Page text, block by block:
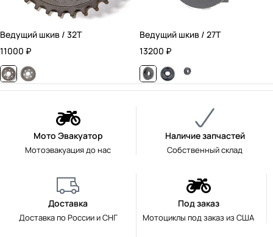
Ведущий шкив / 32T
11000 ₽
Ведущий шкив / 27T
13200 ₽
Мото Эвакуатор
Мотоэвакуация до нас
Наличие запчастей
Собственный склад
Доставка
Доставка по России и СНГ
Под заказ
Мотоциклы под заказ из США